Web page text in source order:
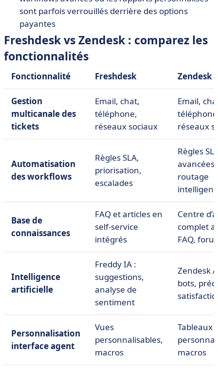
sont parfois verrouillés derrière des options
payantes
Freshdesk vs Zendesk : comparez les
fonctionnalités
Fonctionnalité Freshdesk Zendesk
Gestion
multicanale des
tickets
Email, chat,
téléphone,
réseaux sociaux
Email,
réseaux
Automatisation
des workflows
Règles SLA,
priorisation,
escalades
Règles
avancées,
routage
intelligent
Base de
connaissances
FAQ et articles en
self-service
intégrés
Centre
complet
FAQ,
Intelligence
artificielle
Freddy IA :
suggestions,
analyse de
sentiment
Zendesk
bots,
Personnalisation
interface agent
Vues
personnalisables,
macros
Tableaux
macros